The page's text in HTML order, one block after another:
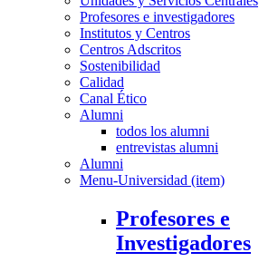
Profesores e investigadores
Institutos y Centros
Centros Adscritos
Sostenibilidad
Calidad
Canal Ético
Alumni
todos los alumni
entrevistas alumni
Alumni
Menu-Universidad (item)
Profesores e
Investigadores